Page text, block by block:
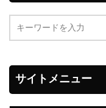
サイトメニュー